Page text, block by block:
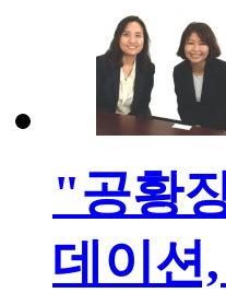
"공황
데이션